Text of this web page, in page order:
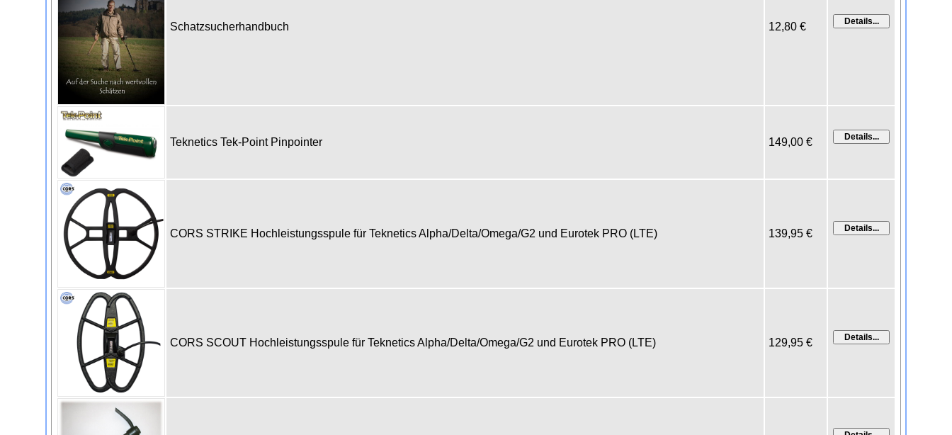
Schatzsucherhandbuch 12,80 €
Teknetics Tek-Point Pinpointer 149,00 €
CORS STRIKE Hochleistungsspule für Teknetics Alpha/Delta/Omega/G2 und Eurotek PRO (LTE) 139,95 €
CORS SCOUT Hochleistungsspule für Teknetics Alpha/Delta/Omega/G2 und Eurotek PRO (LTE) 129,95 €